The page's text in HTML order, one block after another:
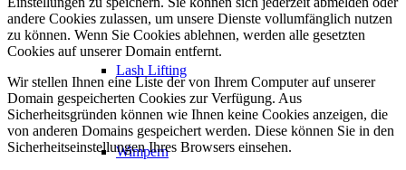
Lash Lifting
Wimpern
andere Cookies zulassen, um unsere Dienste vollumfänglich nutzen
zu können. Wenn Sie Cookies ablehnen, werden alle gesetzten
Cookies auf unserer Domain entfernt.
Wir stellen Ihnen eine Liste der von Ihrem Computer auf unserer
Domain gespeicherten Cookies zur Verfügung. Aus
Sicherheitsgründen können wie Ihnen keine Cookies anzeigen, die
von anderen Domains gespeichert werden. Diese können Sie in den
Sicherheitseinstellungen Ihres Browsers einsehen.